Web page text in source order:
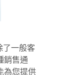
了一般客
銷售通
為您提供